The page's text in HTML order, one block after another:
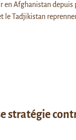
en Afghanistan depuis
le Tadjikistan
stratégie